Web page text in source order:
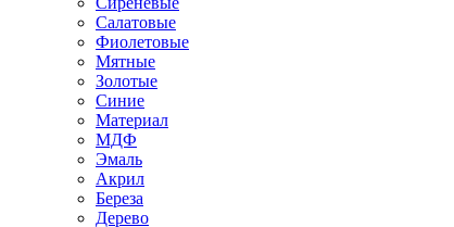
Салатовые
Фиолетовые
Мятные
Золотые
Синие
Материал
МДФ
Эмаль
Акрил
Береза
Дерево